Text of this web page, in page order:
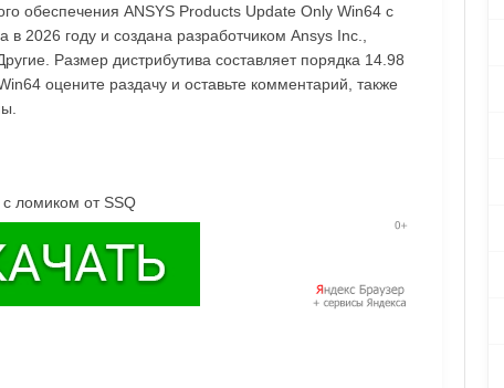
обеспечения ANSYS Products Update Only Win64 с
2026 году и создана разработчиком Ansys Inc.,
Размер дистрибутива составляет порядка 14.98
оцените раздачу и оставьте комментарий, также
ломиком от SSQ